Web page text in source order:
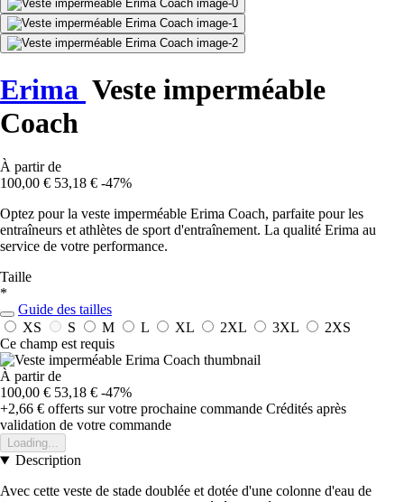
Erima Veste imperméable
Coach
À partir de
100,00 € 53,18 € -47%
Optez pour la veste imperméable Erima Coach, parfaite pour les
entraîneurs et athlètes de sport d'entraînement. La qualité Erima au
service de votre performance.
Taille
*
Guide des tailles
XS
S M L XL 2XL 3XL
2XS
Ce champ est requis
À partir de
100,00 € 53,18 € -47%
+2,66 € offerts sur votre prochaine commande Crédités après
validation de votre commande
Loading...
Description
Avec cette veste de stade doublée et dotée d'une colonne d'eau de